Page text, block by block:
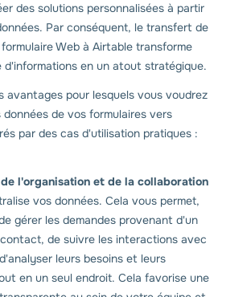
des solutions personnalisées à partir
Par conséquent, le transfert de
Web à Airtable transforme
en un atout stratégique.
avantages pour lesquels vous voudrez
données de vos formulaires vers
par des cas d'utilisation pratiques :
l'organisation et de la collaboration
vos données. Cela vous permet,
gérer les demandes provenant d'un
de suivre les interactions avec
leurs besoins et leurs
en un seul endroit. Cela favorise une